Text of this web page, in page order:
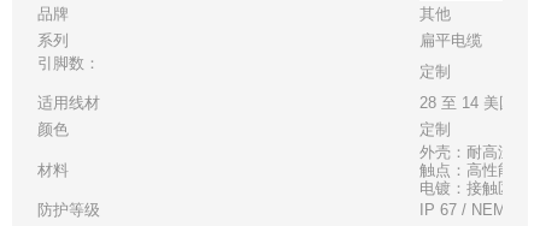
品牌
其他
系列
扁平电缆
引脚数：
定制
适用线材
28 至 14 美国线
颜色
定制
材料
外壳：耐高温白
触点：高性能铜
电镀：接触区 -
防护等级
IP 67 / NEMA 6P